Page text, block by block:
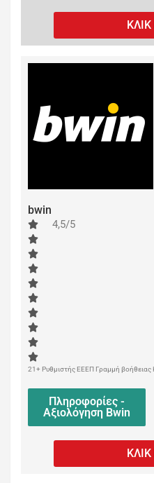
bwin
4,5/5
21+ Ρυθμιστής ΕΕΕΠ Γραμμή
Πληροφορίες -
Αξιολόγηση Bwin